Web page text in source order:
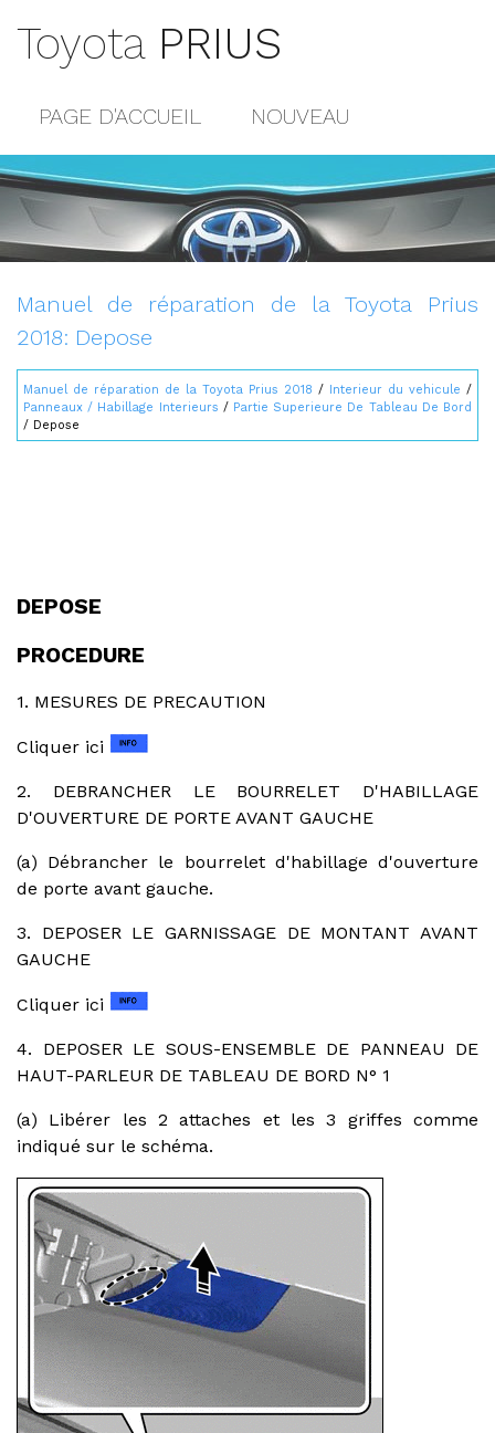
Toyota PRIUS
PAGE D'ACCUEIL NOUVEAU
POPULAIRE
CONTACTS
Manuel de réparation de la Toyota Prius
2018: Depose
Manuel de réparation de la Toyota Prius 2018 / Interieur du vehicule /
Panneaux / Habillage Interieurs / Partie Superieure De Tableau De Bord
/ Depose
DEPOSE
PROCEDURE
1. MESURES DE PRECAUTION
Cliquer ici
2. DEBRANCHER LE BOURRELET D'HABILLAGE
D'OUVERTURE DE PORTE AVANT GAUCHE
(a) Débrancher le bourrelet d'habillage d'ouverture
de porte avant gauche.
3. DEPOSER LE GARNISSAGE DE MONTANT AVANT
GAUCHE
Cliquer ici
4. DEPOSER LE SOUS-ENSEMBLE DE PANNEAU DE
HAUT-PARLEUR DE TABLEAU DE BORD N° 1
(a) Libérer les 2 attaches et les 3 griffes comme
indiqué sur le schéma.